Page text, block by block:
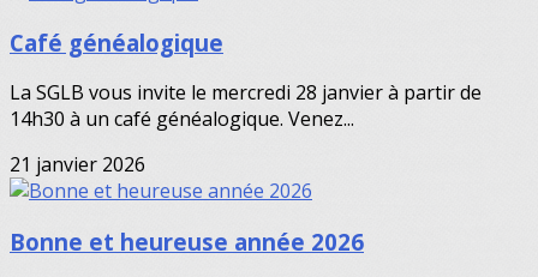
Café généalogique
La SGLB vous invite le mercredi 28 janvier à partir de
14h30 à un café généalogique. Venez...
21 janvier 2026
Bonne et heureuse année 2026